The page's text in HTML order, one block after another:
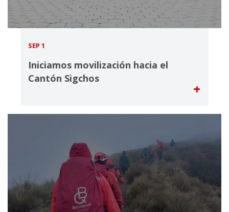
SEP 1
Iniciamos movilización hacia el
Cantón Sigchos
+